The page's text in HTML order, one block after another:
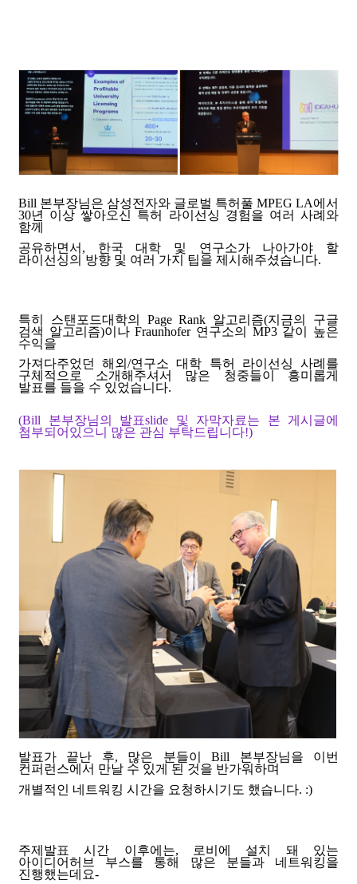
Bill 본부장님은 삼성전자와 글로벌 특허풀 MPEG LA에서
30년 이상 쌓아오신 특허 라이선싱 경험을 여러 사례와
함께
공유하면서, 한국 대학 및 연구소가 나아가야 할
라이선싱의 방향 및 여러 가지 팁을 제시해주셨습니다.
특히 스탠포드대학의 Page Rank 알고리즘(지금의 구글
검색 알고리즘)이나 Fraunhofer 연구소의 MP3 같이 높은
수익을
가져다주었던 해외/연구소 대학 특허 라이선싱 사례를
구체적으로 소개해주셔서 많은 청중들이 흥미롭게
발표를 들을 수 있었습니다.
(Bill 본부장님의 발표slide 및 자막자료는 본 게시글에
첨부되어있으니 많은 관심 부탁드립니다!)
발표가 끝난 후, 많은 분들이 Bill 본부장님을 이번
컨퍼런스에서 만날 수 있게 된 것을 반가워하며
개별적인 네트워킹 시간을 요청하시기도 했습니다. :)
주제발표 시간 이후에는, 로비에 설치 돼 있는
아이디어허브 부스를 통해 많은 분들과 네트워킹을
진행했는데요-